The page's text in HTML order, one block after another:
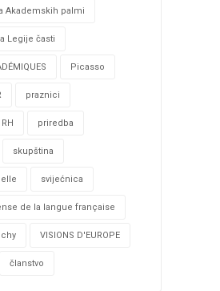
Akademskih palmi
Legije časti
Picasso
praznici
priredba
skupština
svijećnica
de la langue française
VISIONS D'EUROPE
članstvo